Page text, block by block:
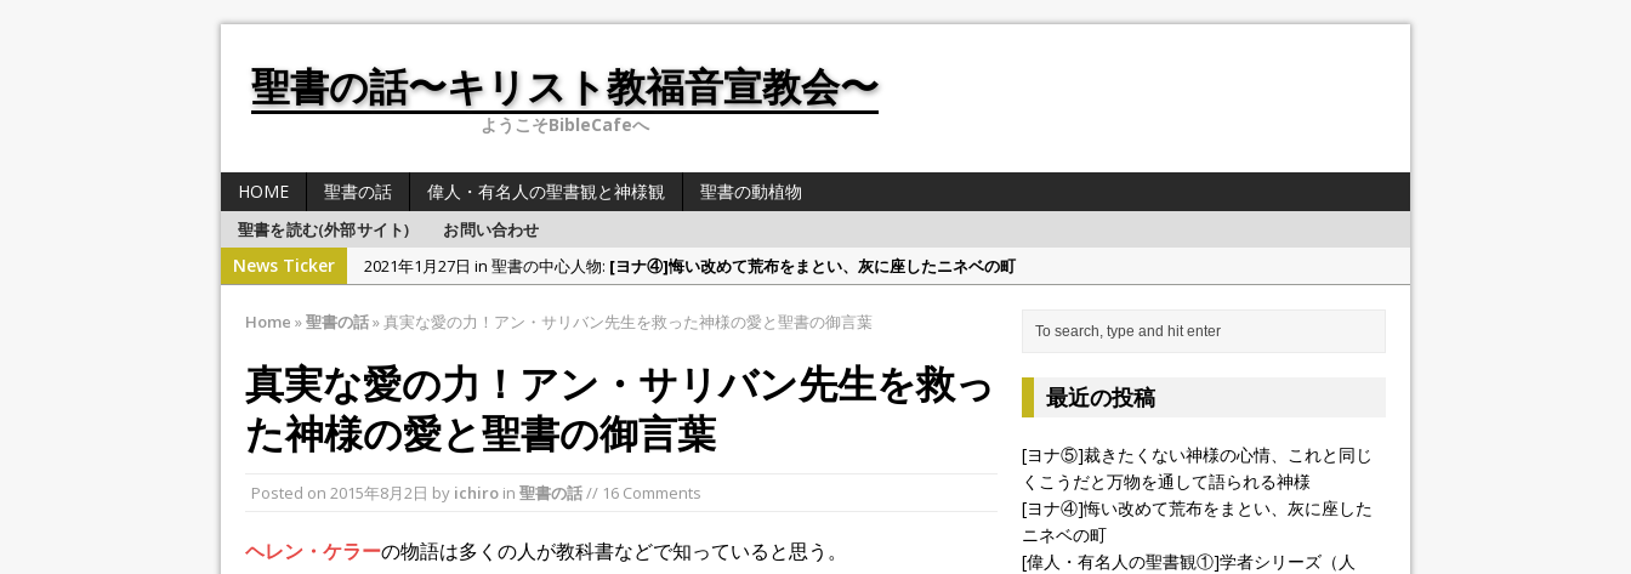
聖書の話〜キリスト教福音宣教会〜
ようこそBibleCafeへ
HOME 聖書の話 偉人・有名人の聖書観と神様観 聖書の動植物
聖書を読む(外部サイト) お問い合わせ
News Ticker 2021年1月27日 in 聖書の中心人物: [ヨナ④]悔い改めて荒布をまとい、灰に座したニネベの町
2021年1月26日 in 聖書の中心人物:
2021年1月25日 in 聖書の中心人物:
[ヨナ②] ヨナの時代について 〜地理〜
2021年1月28日 in 聖書の中心人物:[ヨナ⑤]裁きたくない神様の心情、これと同じくこうだと万物を通して語られる神様
Home »聖書の話»真実な愛の力！アン・サリバン先生を救った神様の愛と聖書の御言葉
真実な愛の力！アン・サリバン先生を救っ
た神様の愛と聖書の御言葉
Posted on 2015年8月2日 by ichiro in 聖書の話// 16 Comments
ヘレン・ケラーの物語は多くの人が教科書などで知っていると思う。
最近の投稿
[ヨナ⑤]裁きたくない神様の心情、これと同じ
くこうだと万物を通して語られる神様
[ヨナ④]悔い改めて荒布をまとい、灰に座した
ニネベの町
[偉人・有名人の聖書観①]学者シリーズ（人